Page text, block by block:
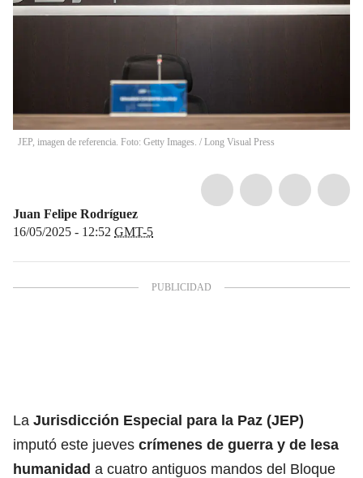
JEP, imagen de referencia. Foto: Getty Images. / Long Visual Press
Juan Felipe Rodríguez
16/05/2025 - 12:52 GMT-5
La Jurisdicción Especial para la Paz (JEP)
imputó este jueves crímenes de guerra y de lesa
humanidad a cuatro antiguos mandos del Bloque